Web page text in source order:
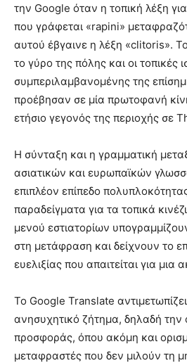
την Google όταν η τοπική λέξη
που γράφεται «rapini»
αυτού έβγαινε η λέξη «clitoris».
το γύρο της πόλης και οι τοπικές
συμπεριλαμβανομένης της
προέβησαν σε μία πρωτοφανή
ετήσιο γεγονός της περιοχής σε
Η σύνταξη και η γραμματική
ασιατικών και ευρωπαϊκών
επιπλέον επίπεδο
παραδείγματα για τα τοπικά
μενού εστιατορίων
στη μετάφραση και δείχνουν το
ευελιξίας που απαιτείται για μια
Το Google Translate
ανησυχητικό ζήτημα, δηλαδή την
προσφοράς, όπου ακόμη και
μεταφραστές που δεν μιλούν τη